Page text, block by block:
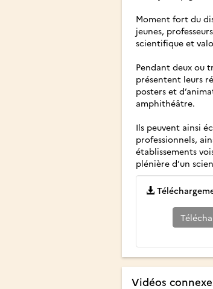
Moment fort du
jeunes,
scientifique et
Pendant deux ou
présentent leurs
posters et
amphithéâtre.
Ils peuvent ainsi
professionnels,
établissements
plénière d’un
Vidéos